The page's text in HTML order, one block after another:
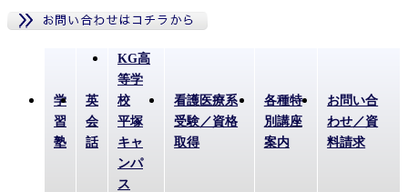
学
習
塾
英
会
話
KG高
等学
校
平塚
キャ
ンパ
ス
看護医療系
受験／資格
取得
各種特
別講座
案内
お問い合
わせ／資
料請求